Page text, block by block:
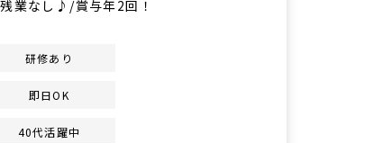
業なし♪/賞与年2回！
研修あり
即日OK
40代活躍中